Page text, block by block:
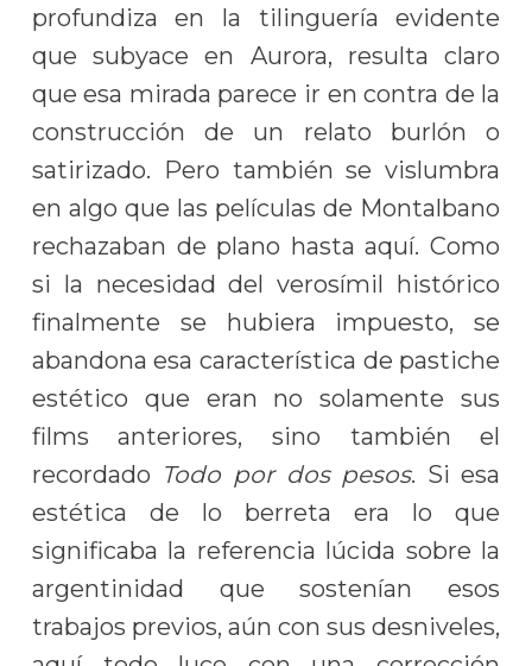
profundiza en la tilinguería evidente
que subyace en Aurora, resulta claro
que esa mirada parece ir en contra de la
construcción de un relato burlón o
satirizado. Pero también se vislumbra
en algo que las películas de Montalbano
rechazaban de plano hasta aquí. Como
si la necesidad del verosímil histórico
finalmente se hubiera impuesto, se
abandona esa característica de pastiche
estético que eran no solamente sus
films anteriores, sino también el
recordado Todo por dos pesos. Si esa
estética de lo berreta era lo que
significaba la referencia lúcida sobre la
argentinidad que sostenían esos
trabajos previos, aún con sus desniveles,